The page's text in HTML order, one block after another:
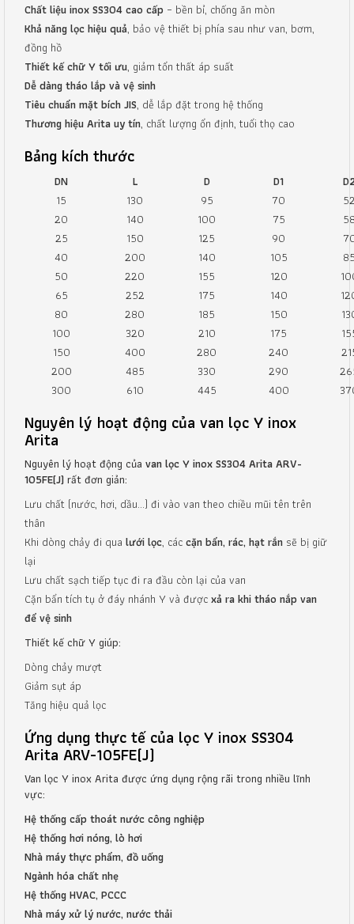
Chất liệu inox SS304 cao cấp – bền bỉ, chống ăn mòn
Khả năng lọc hiệu quả, bảo vệ thiết bị phía sau như van, bơm,
đồng hồ
Thiết kế chữ Y tối ưu, giảm tổn thất áp suất
Dễ dàng tháo lắp và vệ sinh
Tiêu chuẩn mặt bích JIS, dễ lắp đặt trong hệ thống
Thương hiệu Arita uy tín, chất lượng ổn định, tuổi thọ cao
Bảng kích thước
DN L D D1
15
130 95 70
20
140 100 75
25
150 125 90
40
200 140 105
50
220 155 120
65
252 175 140
80
280 185 150
100
320 210 175
150
400 280 240
200
485 330 290
300
610 445 400
Nguyên lý hoạt động của van lọc Y inox
Arita
Nguyên lý hoạt động của van lọc Y inox SS304 Arita ARV-
105FE(J)rất đơn giản:
Lưu chất (nước, hơi, dầu…) đi vào van theo chiều mũi tên trên
thân
Khi dòng chảy đi qua lưới lọc, cáccặn bẩn, rác, hạt rắn sẽ bị giữ
lại
Lưu chất sạch tiếp tục đi ra đầu còn lại của van
Cặn bẩn tích tụ ở đáy nhánh Y và đượcxả ra khi tháo nắp van
để vệ sinh
Thiết kế chữ Y giúp:
Dòng chảy mượt
Giảm sụt áp
Tăng hiệu quả lọc
Ứng dụng thực tế của lọc Y inox SS304
Arita ARV-105FE(J)
Van lọc Y inox Arita được ứng dụng rộng rãi trong nhiều lĩnh
vực:
Hệ thống cấp thoát nước công nghiệp
Hệ thống hơi nóng, lò hơi
Nhà máy thực phẩm, đồ uống
Ngành hóa chất nhẹ
Hệ thống HVAC, PCCC
Nhà máy xử lý nước, nước thải